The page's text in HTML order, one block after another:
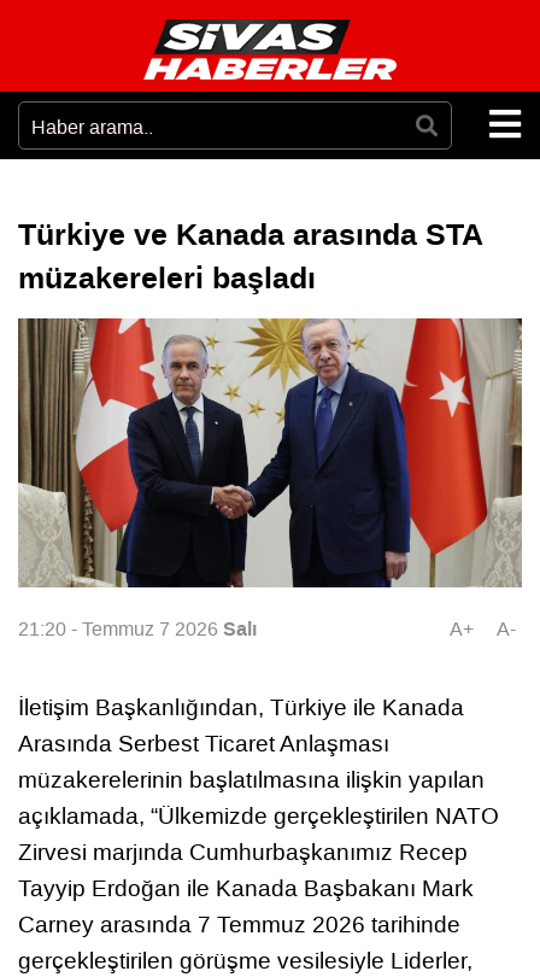
Türkiye ve Kanada arasında STA
müzakereleri başladı
21:20 - Temmuz 7 2026 Salı A+ A-
İletişim Başkanlığından, Türkiye ile Kanada
Arasında Serbest Ticaret Anlaşması
müzakerelerinin başlatılmasına ilişkin yapılan
açıklamada, “Ülkemizde gerçekleştirilen NATO
Zirvesi marjında Cumhurbaşkanımız Recep
Tayyip Erdoğan ile Kanada Başbakanı Mark
Carney arasında 7 Temmuz 2026 tarihinde
gerçekleştirilen görüşme vesilesiyle Liderler,